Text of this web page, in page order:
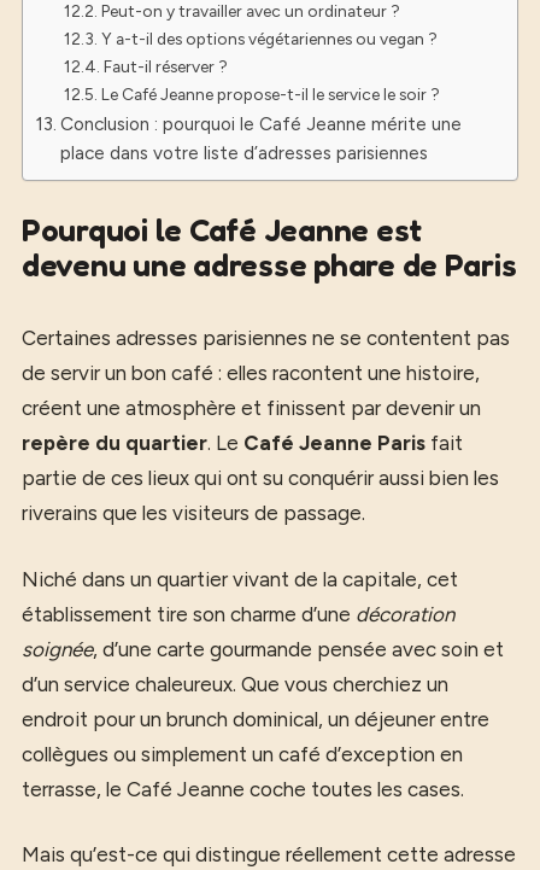
Peut-on y travailler avec un ordinateur ?
Y a-t-il des options végétariennes ou vegan ?
Faut-il réserver ?
Le Café Jeanne propose-t-il le service le soir ?
Conclusion : pourquoi le Café Jeanne mérite une
place dans votre liste d’adresses parisiennes
Pourquoi le Café Jeanne est
devenu une adresse phare de Paris
Certaines adresses parisiennes ne se contentent pas
de servir un bon café : elles racontent une histoire,
créent une atmosphère et finissent par devenir un
repère du quartier. Le Café Jeanne Paris fait
partie de ces lieux qui ont su conquérir aussi bien les
riverains que les visiteurs de passage.
Niché dans un quartier vivant de la capitale, cet
établissement tire son charme d’une décoration
soignée, d’une carte gourmande pensée avec soin et
d’un service chaleureux. Que vous cherchiez un
endroit pour un brunch dominical, un déjeuner entre
collègues ou simplement un café d’exception en
terrasse, le Café Jeanne coche toutes les cases.
Mais qu’est-ce qui distingue réellement cette adresse